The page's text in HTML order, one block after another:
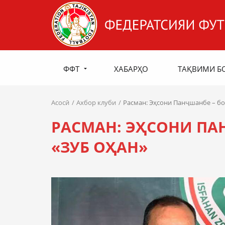
ФФТ ХАБАРҲО ТАҚВИМИ
Асосӣ Ахбор клуби Расман: Эҳсони Панҷшанбе –
РАСМАН: ЭҲСОНИ
«ЗУБ ОҲАН»